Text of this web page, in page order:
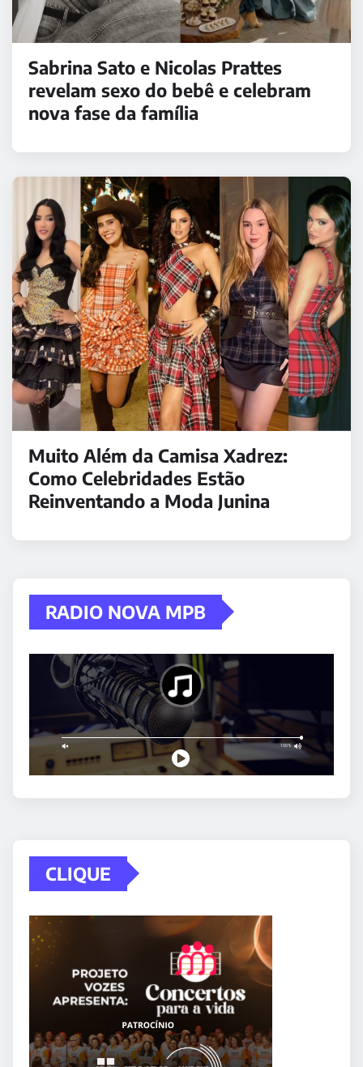
Sabrina Sato e Nicolas Prattes
revelam sexo do bebê e celebram
nova fase da família
Muito Além da Camisa Xadrez:
Como Celebridades Estão
Reinventando a Moda Junina
RADIO NOVA MPB
CLIQUE